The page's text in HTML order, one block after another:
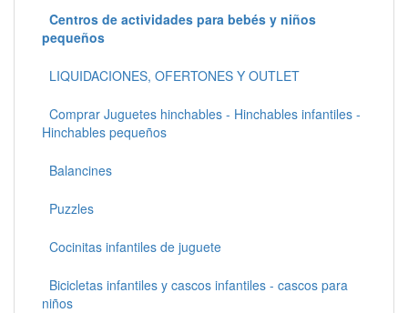
Centros de actividades para bebés y niños
pequeños
LIQUIDACIONES, OFERTONES Y OUTLET
Comprar Juguetes hinchables - Hinchables infantiles -
Hinchables pequeños
Balancines
Puzzles
Cocinitas infantiles de juguete
Bicicletas infantiles y cascos infantiles - cascos para
niños